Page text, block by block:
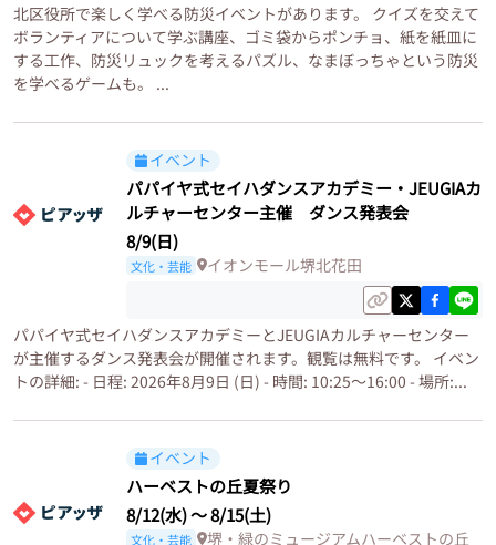
北区役所で楽しく学べる防災イベントがあります。 クイズを交えて
ボランティアについて学ぶ講座、ゴミ袋からポンチョ、紙を紙皿に
する工作、防災リュックを考えるパズル、なまぼっちゃという防災
を学べるゲームも。 ...
イベント
パパイヤ式セイハダンスアカデミー・JEUGIAカ
ルチャーセンター主催 ダンス発表会
8/9(日)
文化・芸能 イオンモール堺北花田
パパイヤ式セイハダンスアカデミーとJEUGIAカルチャーセンター
が主催するダンス発表会が開催されます。観覧は無料です。 イベン
トの詳細: - 日程: 2026年8月9日 (日) - 時間: 10:25～16:00 - 場所:...
イベント
ハーベストの丘夏祭り
8/12(水)〜8/15(土)
文化・芸能 堺・緑のミュージアムハーベストの丘